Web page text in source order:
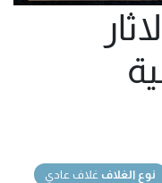
نوع الغلاف غلاف عادي